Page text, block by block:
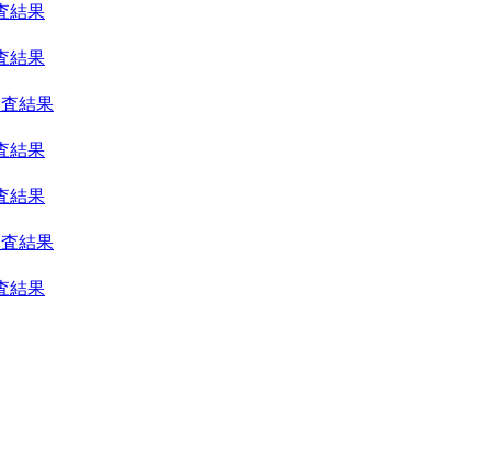
結果
結果
結果
結果
結果
結果
結果